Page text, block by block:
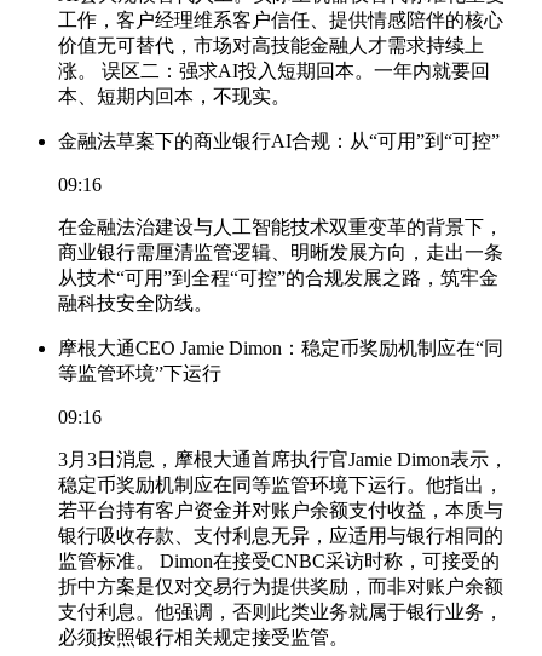
工作，客户经理维系客户信任、提供情感陪伴的核心
价值无可替代，市场对高技能金融人才需求持续上
涨。 误区二：强求AI投入短期回本。一年内就要回
本、短期内回本，不现实。
金融法草案下的商业银行AI合规：从“可用”到“可控”
09:16
在金融法治建设与人工智能技术双重变革的背景下，
商业银行需厘清监管逻辑、明晰发展方向，走出一条
从技术“可用”到全程“可控”的合规发展之路，筑牢金
融科技安全防线。
摩根大通CEO Jamie Dimon：稳定币奖励机制应在“同
等监管环境”下运行
09:16
3月3日消息，摩根大通首席执行官Jamie Dimon表示，
稳定币奖励机制应在同等监管环境下运行。他指出，
若平台持有客户资金并对账户余额支付收益，本质与
银行吸收存款、支付利息无异，应适用与银行相同的
监管标准。 Dimon在接受CNBC采访时称，可接受的
折中方案是仅对交易行为提供奖励，而非对账户余额
支付利息。他强调，否则此类业务就属于银行业务，
必须按照银行相关规定接受监管。